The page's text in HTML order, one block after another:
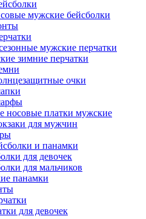
мужские бейсболки
мужские перчатки
зимние перчатки
очки
носовые платки мужские
для мужчин
и панамки
для девочек
для мальчиков
панамки
для девочек